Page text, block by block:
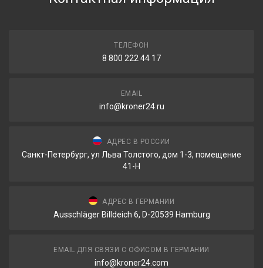
ТЕЛЕФОН
8 800 222 44 17
EMAIL
info@kroner24.ru
АДРЕС В РОССИИ
Санкт-Петербург, ул Льва Толстого, дом 1-3, помещение
41-Н
АДРЕС В ГЕРМАНИИ
Ausschläger Billdeich 6, D-20539 Hamburg
EMAIL ДЛЯ СВЯЗИ С ОФИСОМ В ГЕРМАНИИ
info@kroner24.com